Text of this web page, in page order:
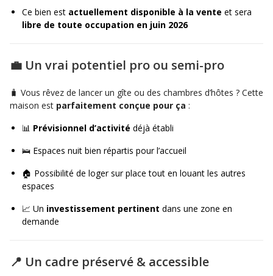
Ce bien est actuellement disponible à la vente et sera
libre de toute occupation en juin 2026
💼 Un vrai potentiel pro ou semi-pro
🧳 Vous rêvez de lancer un gîte ou des chambres d’hôtes ? Cette
maison est parfaitement conçue pour ça :
📊 Prévisionnel d’activité déjà établi
🛌 Espaces nuit bien répartis pour l’accueil
🏠 Possibilité de loger sur place tout en louant les autres
espaces
📈 Un investissement pertinent dans une zone en
demande
📍 Un cadre préservé & accessible